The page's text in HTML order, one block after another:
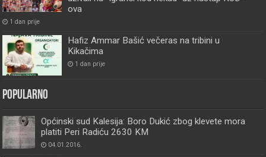
ova
1 dan prije
Hafiz Ammar Bašić večeras na tribini u
Kikačima
1 dan prije
Popularno
Općinski sud Kalesija: Boro Dukić zbog klevete mora
platiti Peri Radiću 2630 KM
04.01.2016.